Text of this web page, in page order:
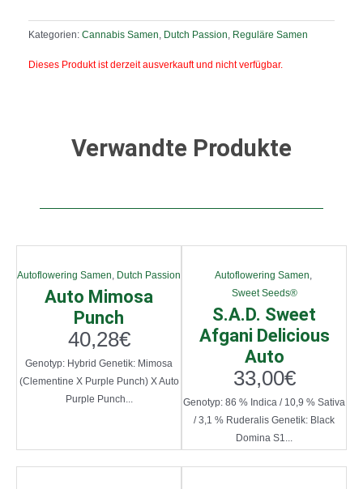
Kategorien: Cannabis Samen, Dutch Passion, Reguläre Samen
Dieses Produkt ist derzeit ausverkauft und nicht verfügbar.
Verwandte Produkte
Autoflowering Samen, Dutch Passion
Auto Mimosa
Punch
40,28€
Genotyp: Hybrid Genetik: Mimosa
(Clementine X Purple Punch) X Auto
Purple Punch...
Autoflowering Samen,
Sweet Seeds®
S.A.D. Sweet
Afgani Delicious
Auto
33,00€
Genotyp: 86 % Indica / 10,9 % Sativa
/ 3,1 % Ruderalis Genetik: Black
Domina S1...